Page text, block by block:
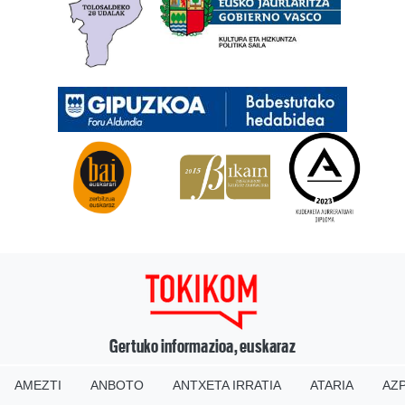
Gertuko informazioa, euskaraz
AMEZTI ANBOTO ANTXETA IRRATIA ATARIA